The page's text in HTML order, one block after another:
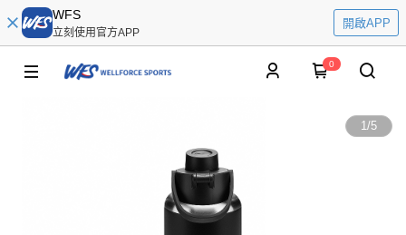
WFS
立刻使用官方APP
開啟APP
0
1/5